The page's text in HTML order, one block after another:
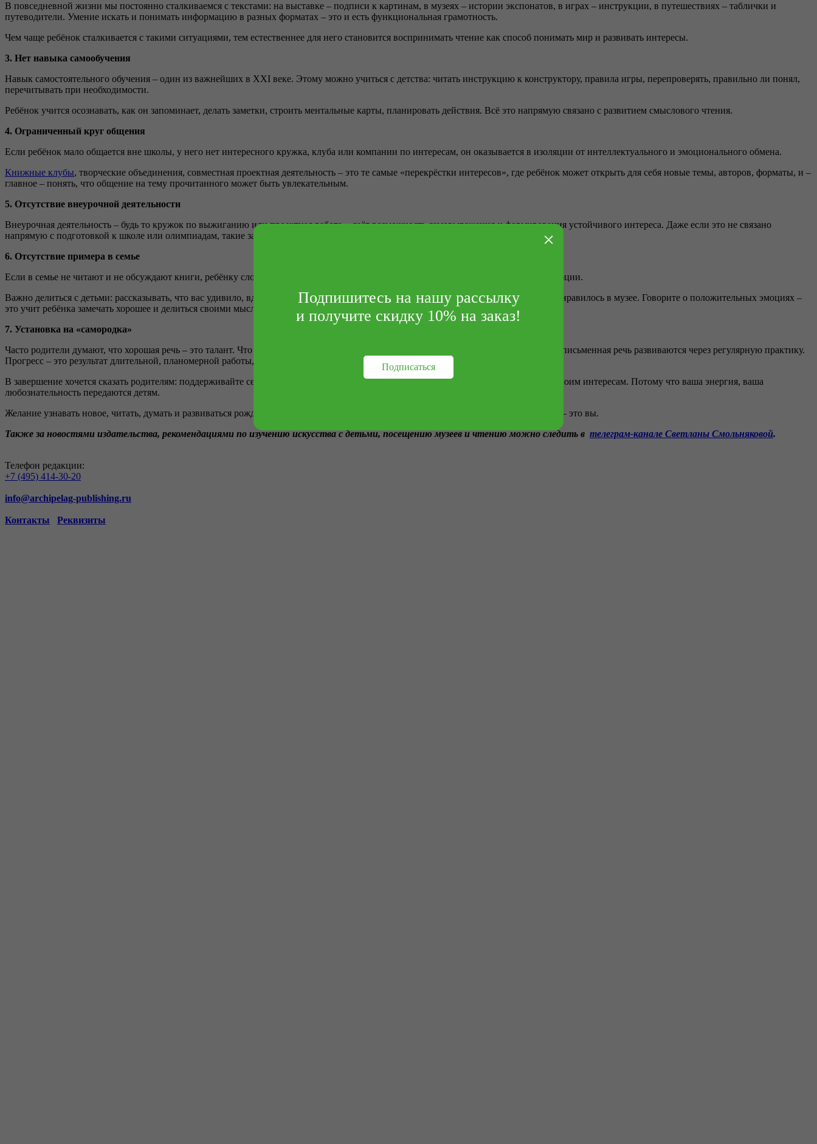
В повседневной жизни мы постоянно сталкиваемся с текстами: на выставке – подписи к картинам, в музеях – истории экспонатов, в играх – инструкции, в путешествиях – таблички и
путеводители. Умение искать и понимать информацию в разных форматах – это и есть функциональная грамотность.
Чем чаще ребёнок сталкивается с такими ситуациями, тем естественнее для него становится воспринимать чтение как способ понимать мир и развивать интересы.
3. Нет навыка самообучения
Навык самостоятельного обучения – один из важнейших в XXI веке. Этому можно учиться с детства: читать инструкцию к конструктору, правила игры, перепроверять, правильно ли понял,
перечитывать при необходимости.
Ребёнок учится осознавать, как он запоминает, делать заметки, строить ментальные карты, планировать действия. Всё это напрямую связано с развитием смыслового чтения.
4. Ограниченный круг общения
Если ребёнок мало общается вне школы, у него нет интересного кружка, клуба или компании по интересам, он оказывается в изоляции от интеллектуального и эмоционального обмена.
Книжные клубы, творческие объединения, совместная проектная деятельность – это те самые «перекрёстки интересов», где ребёнок может открыть для себя новые темы, авторов, форматы, и –
главное – понять, что общение на тему прочитанного может быть увлекательным.
5. Отсутствие внеурочной деятельности
Внеурочная деятельность – будь то кружок по выжиганию или проектная работа – даёт возможность самовыражения и формирования устойчивого интереса. Даже если это не связано
напрямую с подготовкой к школе или олимпиадам, такие занятия помогают развить навыки, которых нет в школьной программе.
6. Отсутствие примера в семье
Если в семье не читают и не обсуждают книги, ребёнку сложно понять, что чтение – это удовольствие и способ проживать яркие эмоции.
Важно делиться с детьми: рассказывать, что вас удивило, вдохновило, порадовало, какой закат показался особенно красивым, что понравилось в музее. Говорите о положительных эмоциях –
это учит ребёнка замечать хорошее и делиться своими мыслями.
7. Установка на «самородка»
Часто родители думают, что хорошая речь – это талант. Что если у ребёнка есть способности, они проявятся сами собой. Но устная и письменная речь развиваются через регулярную практику.
Прогресс – это результат длительной, планомерной работы, а не вспышка вдохновения.
В завершение хочется сказать родителям: поддерживайте себя. Находите ресурсы, которые вас вдохновляют, бережно относитесь к своим интересам. Потому что ваша энергия, ваша
любознательность передаются детям.
Желание узнавать новое, читать, думать и развиваться рождается именно в домашнем окружении. А главное окружение для ребёнка – это вы.
Также за новостями издательства, рекомендациями по изучению искусства с детьми, посещению музеев и чтению можно следить в телеграм-канале Светланы Смольняковой.
Телефон редакции:
+7 (495) 414-30-20
info@archipelag-publishing.ru
Контакты Реквизиты
×
Подпишитесь на нашу рассылку
и получите скидку 10% на заказ!
Подписаться